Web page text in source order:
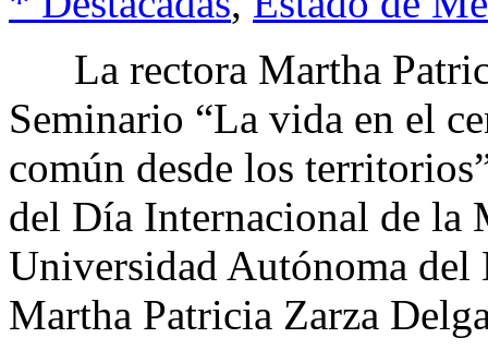
La rectora Martha
Seminario “La vida en el
común desde los
del Día Internacional de la
Universidad Autónoma
Martha Patricia Zarza